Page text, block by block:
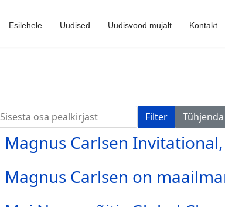
Esilehele Uudised Uudisvood mujalt Kontakt
Sisesta osa pealkirjast Filter Tühjenda
Magnus Carlsen
Magnus Carlsen on